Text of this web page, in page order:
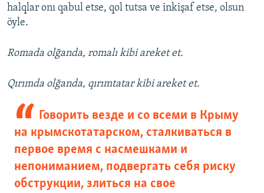
halqlar onı qabul etse, qol tutsa ve inkişaf etse, olsun
öyle.
Romada olğanda, romalı kibi areket et.
Qırımda olğanda, qırımtatar kibi areket et.
Говорить везде и со всеми в Крыму
на крымскотатарском, сталкиваться в
первое время с насмешками и
непониманием, подвергать себя риску
обструкции, злиться на свое